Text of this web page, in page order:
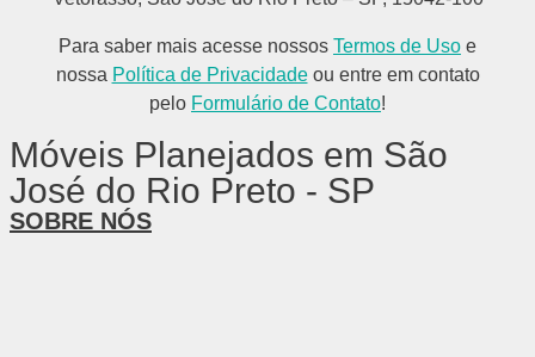
Para saber mais acesse nossos Termos de Uso e
nossa Política de Privacidadeou entre em contato
pelo Formulário de Contato!
Móveis Planejados em São
José do Rio Preto - SP
SOBRE NÓS